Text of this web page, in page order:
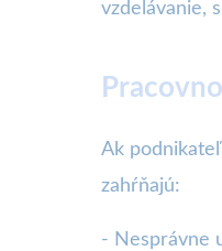
vzdelávanie,
Ak
zahŕňajú:
- Nesprávne